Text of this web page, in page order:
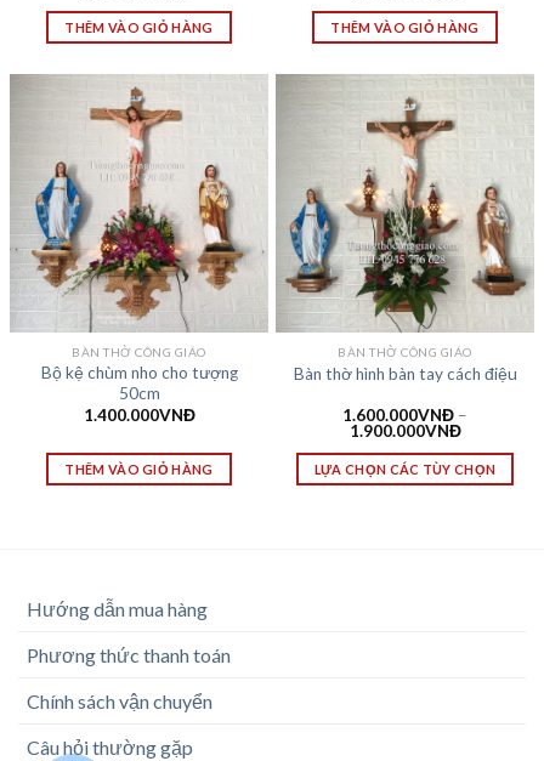
THÊM VÀO GIỎ HÀNG THÊM VÀO GIỎ HÀNG
BÀN THỜ CÔNG GIÁO
Bộ kệ chùm nho cho tượng
50cm
1.400.000VNĐ
THÊM VÀO GIỎ HÀNG
BÀN THỜ CÔNG GIÁO
Bàn thờ hình bàn tay cách điệu
1.600.000VNĐ –
1.900.000VNĐ
LỰA CHỌN CÁC TÙY CHỌN
Hướng dẫn mua hàng
Phương thức thanh toán
Chính sách vận chuyển
Câu hỏi thường gặp